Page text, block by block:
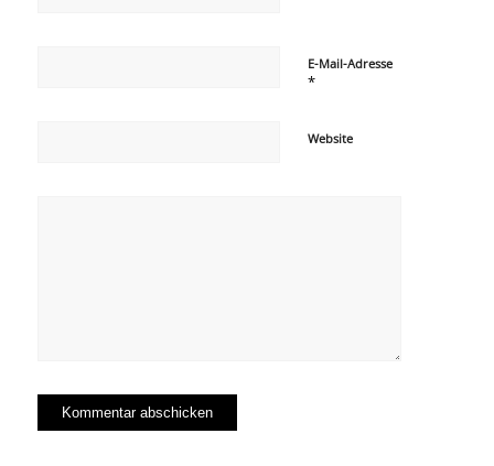
E-Mail-Adresse
*
Website